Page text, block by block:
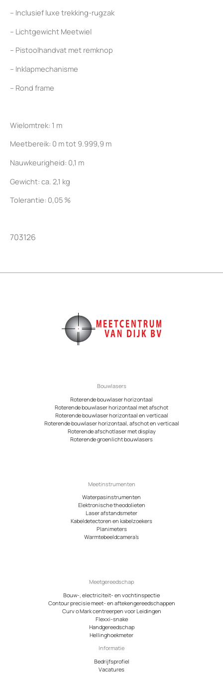
– Inclusief luxe trekking-rugzak
– Lichtgewicht Meetwiel
– Pistoolhandvat met remknop
– Inklapmechanisme
– Rond frame
Wielomtrek: 1 m
Meetbereik: 0 m tot 9.999,9 m
Nauwkeurigheid: 0,1 m
Gewicht: ca. 2,1 kg
Tolerantie: 0,05 %
703126
Bouwlasers
Roterende bouwlaser horizontaal
Roterende bouwlaser horizontaal met afschot
Roterende bouwlaser horizontaal en verticaal
Roterende bouwlaser horizontaal, afschot en verticaal
Roterende afschotlaser met display
Roterende groenlicht bouwlasers
Meetinstrumenten
Waterpasinstrumenten
Elektronische theodolieten
Laser afstandsmeter
Kabeldetectoren en kabelzoekers
Planimeters
Warmtebeeldcamera’s
Meetgereedschap
Bouw-, electriciteit- en vochtinspectie
Contour precisie meet- en aftekengereedschappen
Curv o Mark centreerpen voor Leidingen
Flexxi-snake
Handgereedschap
Hellinghoekmeter
Informatie
Bedrijfsprofiel
Vacatures